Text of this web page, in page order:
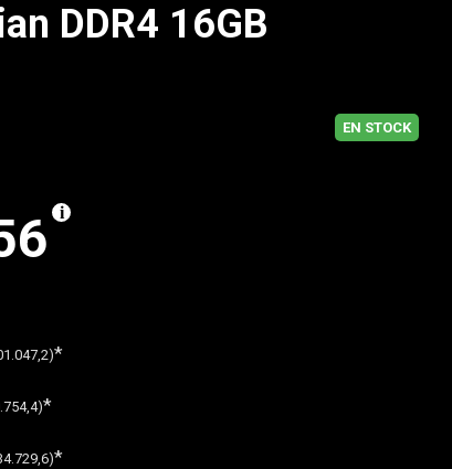
DDR4 16GB
EN STOCK
*
*
*